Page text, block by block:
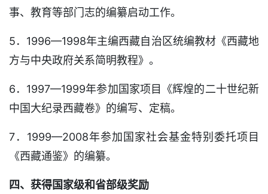
事、教育等部门志的编纂启动工作。
5．1996—1998年主编西藏自治区统编教材《西藏地
方与中央政府关系简明教程》。
6．1997—1999年参加国家项目《辉煌的二十世纪新
中国大纪录西藏卷》的编写、定稿。
7．1999—2008年参加国家社会基金特别委托项目
《西藏通鉴》的编纂。
四、获得国家级和省部级奖励